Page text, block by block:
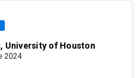
University of Houston
2024